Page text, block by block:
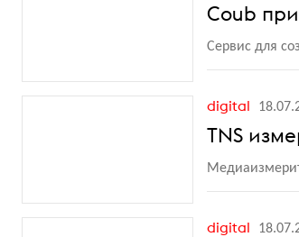
Coub
Сервис для
digital
TNS
digital